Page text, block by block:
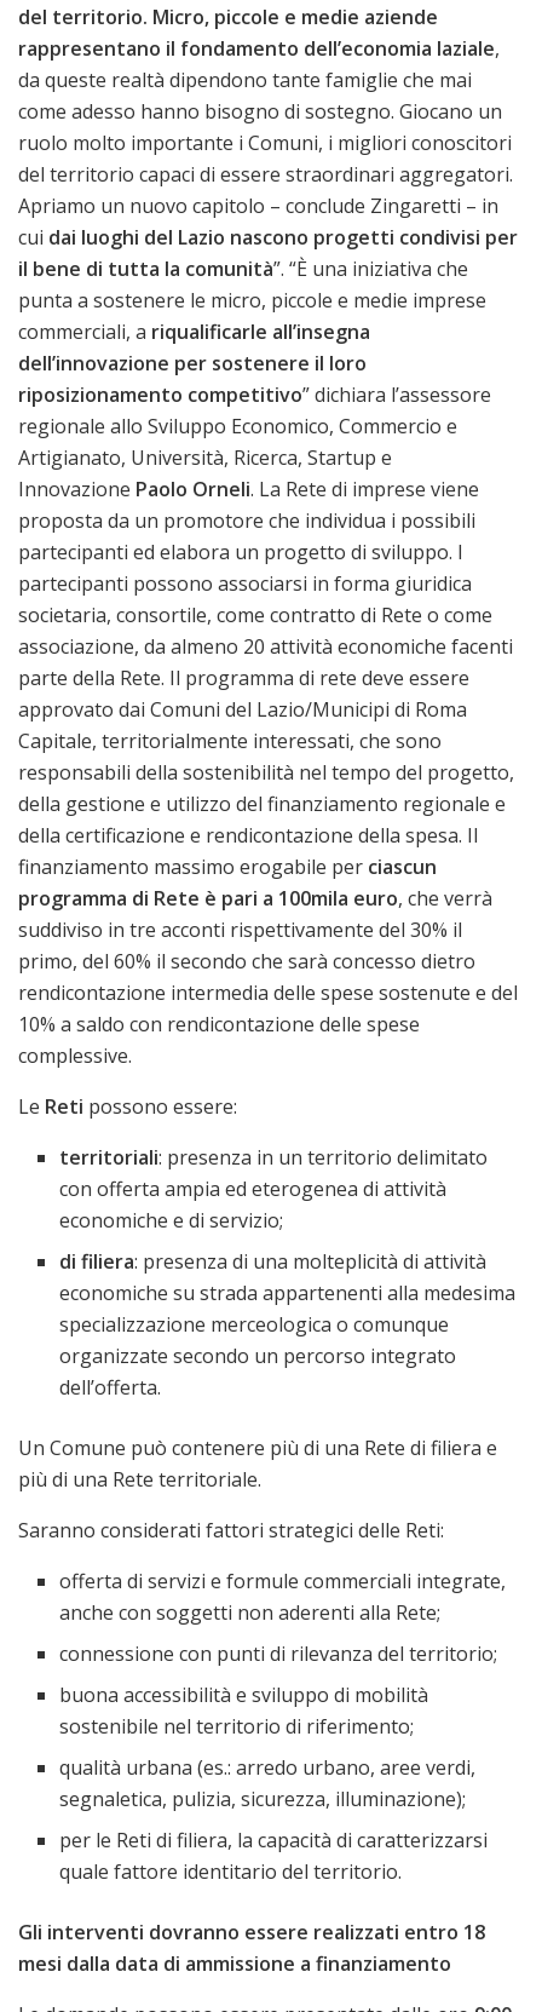
del territorio. Micro, piccole e medie aziende
rappresentano il fondamento dell’economia laziale,
da queste realtà dipendono tante famiglie che mai
come adesso hanno bisogno di sostegno. Giocano un
ruolo molto importante i Comuni, i migliori conoscitori
del territorio capaci di essere straordinari aggregatori.
Apriamo un nuovo capitolo – conclude Zingaretti – in
cui dai luoghi del Lazio nascono progetti condivisi per
il bene di tutta la comunità”. “È una iniziativa che
punta a sostenere le micro, piccole e medie imprese
commerciali, a riqualificarle all’insegna
dell’innovazione per sostenere il loro
riposizionamento competitivo” dichiara l’assessore
regionale allo Sviluppo Economico, Commercio e
Artigianato, Università, Ricerca, Startup e
Innovazione Paolo Orneli. La Rete di imprese viene
proposta da un promotore che individua i possibili
partecipanti ed elabora un progetto di sviluppo. I
partecipanti possono associarsi in forma giuridica
societaria, consortile, come contratto di Rete o come
associazione, da almeno 20 attività economiche facenti
parte della Rete. Il programma di rete deve essere
approvato dai Comuni del Lazio/Municipi di Roma
Capitale, territorialmente interessati, che sono
responsabili della sostenibilità nel tempo del progetto,
della gestione e utilizzo del finanziamento regionale e
della certificazione e rendicontazione della spesa. Il
finanziamento massimo erogabile per ciascun
programma di Rete è pari a 100mila euro, che verrà
suddiviso in tre acconti rispettivamente del 30% il
primo, del 60% il secondo che sarà concesso dietro
rendicontazione intermedia delle spese sostenute e del
10% a saldo con rendicontazione delle spese
complessive.
Le Reti possono essere:
territoriali: presenza in un territorio delimitato
con offerta ampia ed eterogenea di attività
economiche e di servizio;
di filiera: presenza di una molteplicità di attività
economiche su strada appartenenti alla medesima
specializzazione merceologica o comunque
organizzate secondo un percorso integrato
dell’offerta.
Un Comune può contenere più di una Rete di filiera e
più di una Rete territoriale.
Saranno considerati fattori strategici delle Reti:
offerta di servizi e formule commerciali integrate,
anche con soggetti non aderenti alla Rete;
connessione con punti di rilevanza del territorio;
buona accessibilità e sviluppo di mobilità
sostenibile nel territorio di riferimento;
qualità urbana (es.: arredo urbano, aree verdi,
segnaletica, pulizia, sicurezza, illuminazione);
per le Reti di filiera, la capacità di caratterizzarsi
quale fattore identitario del territorio.
Gli interventi dovranno essere realizzati entro 18
mesi dalla data di ammissione a finanziamento